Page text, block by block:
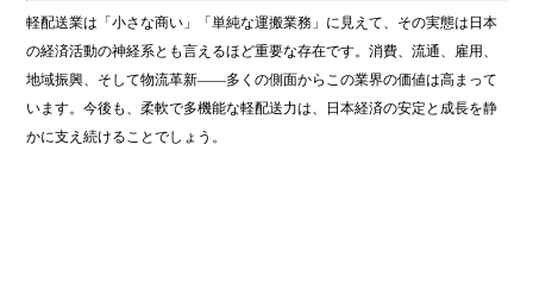
軽配送業は「小さな商い」「単純な運搬業務」に見えて、その実態は日本
の経済活動の神経系とも言えるほど重要な存在です。消費、流通、雇用、
地域振興、そして物流革新――多くの側面からこの業界の価値は高まって
います。今後も、柔軟で多機能な軽配送力は、日本経済の安定と成長を静
かに支え続けることでしょう。